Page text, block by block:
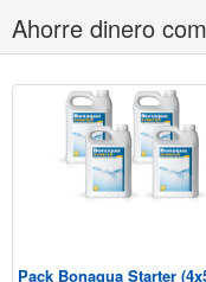
Ahorre dinero
Pack Bonaqua Starter